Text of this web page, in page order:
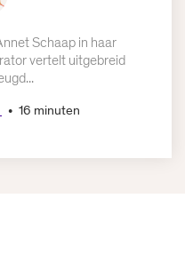
Schaap in haar
vertelt uitgebreid
16 minuten